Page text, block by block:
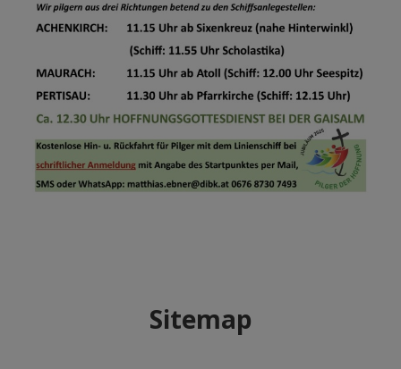
Sitemap